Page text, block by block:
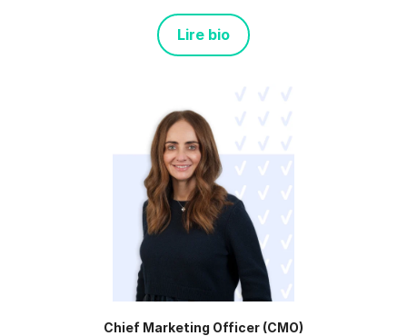
Lire bio
Chief Marketing Officer (CMO)